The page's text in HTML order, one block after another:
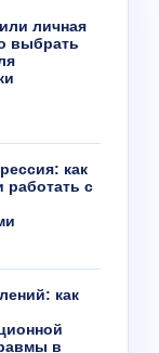
личная
выбрать
как
работать с
как
в